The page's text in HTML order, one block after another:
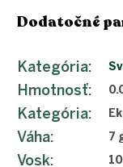
Dodatočné
Kategória:
Hmotnosť:
Kategória:
Váha: 7
Vosk: